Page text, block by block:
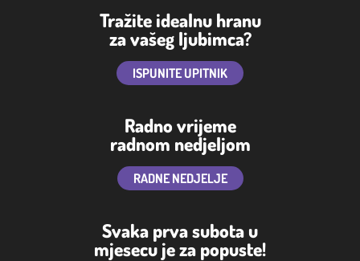
Tražite idealnu hranu
za vašeg ljubimca?
ISPUNITE UPITNIK
Radno vrijeme
radnom nedjeljom
RADNE NEDJELJE
Svaka prva subota u
mjesecu je za popuste!